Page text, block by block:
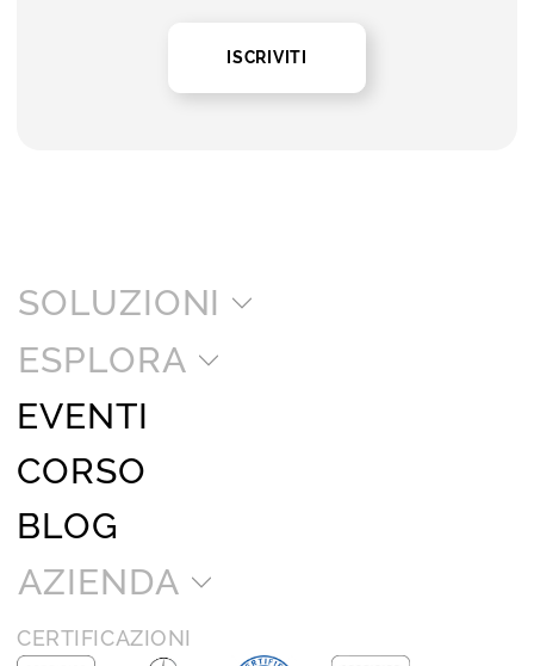
ISCRIVITI
SOLUZIONI
ESPLORA
EVENTI
CORSO
BLOG
AZIENDA
CERTIFICAZIONI